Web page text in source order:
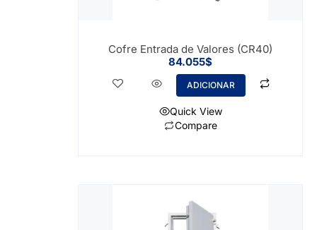
Cofre Entrada de Valores (CR40)
84.055$
ADICIONAR
Quick View
Compare